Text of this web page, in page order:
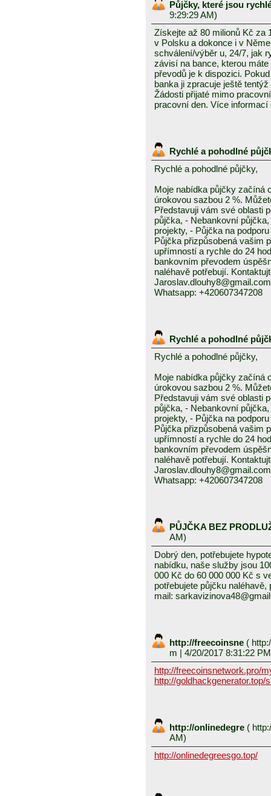
Půjčky, které jsou
9:29:29 AM)
Získejte až 80 milionů Kč za
v Polsku a dokonce i v
schválení/výběr u, 24/7, jak
závisí na bance, kterou
převodů je k dispozici.
banka ji zpracuje ještě tentýž
Žádosti přijaté mimo
pracovní den. Více
Rychlé a pohodlné
Rychlé a pohodlné půjčky,
Moje nabídka půjčky začíná
úrokovou sazbou 2 %.
Představuji vám své oblasti
půjčka, - Nebankovní
projekty, - Půjčka na
Půjčka přizpůsobená vašim
upřímností a rychle do 24
bankovním převodem
naléhavě potřebují.
Jaroslav.dlouhy8@gmail.com
Whatsapp: +420607347208
Rychlé a pohodlné
Rychlé a pohodlné půjčky,
Moje nabídka půjčky začíná
úrokovou sazbou 2 %.
Představuji vám své oblasti
půjčka, - Nebankovní
projekty, - Půjčka na
Půjčka přizpůsobená vašim
upřímností a rychle do 24
bankovním převodem
naléhavě potřebují.
Jaroslav.dlouhy8@gmail.com
Whatsapp: +420607347208
PŮJČKA BEZ
AM)
Dobrý den, potřebujete
nabídku, naše služby jsou
000 Kč do 60 000 000 Kč s
potřebujete půjčku
mail:
http://freecoinsne (
m | 4/20/2017 8:31:22
http://freecoinsnetwork.pro/
http://
http://onlinedegre (
AM)
http://onlinedegreesgo.top/